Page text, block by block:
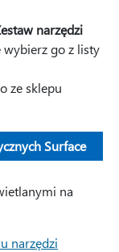
narzędzi
wybierz go z listy
ze sklepu
Surface
na
narzędzi